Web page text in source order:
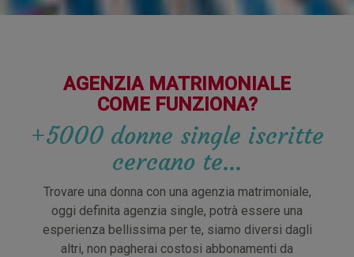
AGENZIA MATRIMONIALE
COME FUNZIONA?
+5000 donne single iscritte
cercano te…
Trovare una donna con una agenzia matrimoniale,
oggi definita agenzia single, potrà essere una
esperienza bellissima per te, siamo diversi dagli
altri, non pagherai costosi abbonamenti da